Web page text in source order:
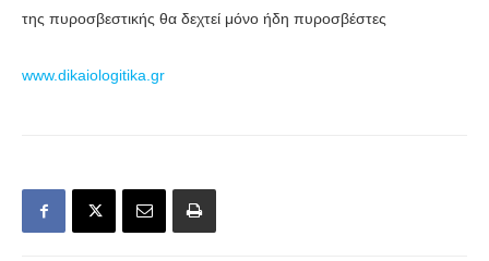
της πυροσβεστικής θα δεχτεί μόνο ήδη πυροσβέστες
www.dikaiologitika.gr